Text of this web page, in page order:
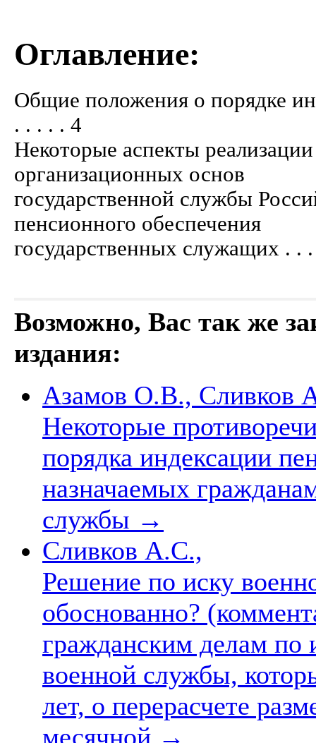
Оглавление:
Общие положения о порядке
. . . . . 4
Некоторые аспекты
организационных основ
государственной службы
пенсионного обеспечения
государственных служащих . .
Возможно, Вас так же
издания:
Азамов О.В., Сливков
Некоторые
порядка индексации
назначаемых
службы →
Сливков А.С.,
Решение по иску
обоснованно?
гражданским делам по
военной службы,
лет, о перерасчете
месячной →